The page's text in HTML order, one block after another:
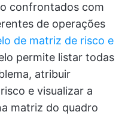
confrontados com
de operações
de matriz de risco e
permite listar todas
atribuir
e visualizar a
matriz do quadro